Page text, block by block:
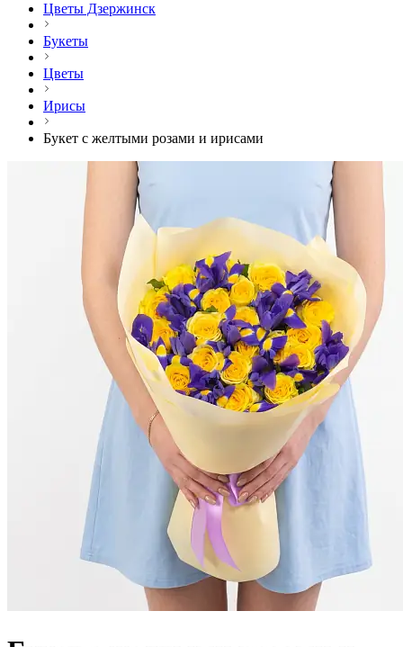
Цветы Дзержинск
Букеты
Цветы
Ирисы
Букет с желтыми розами и ирисами